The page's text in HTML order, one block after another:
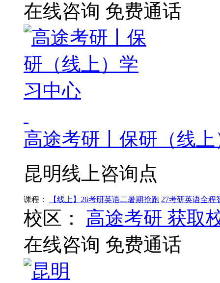
在线咨询 免费通话
高途考研丨保研（线
昆明线上咨询点
课程： 【线上】26考研英语二暑期抢跑 27考研英语全程
校区： 高途考研 获取
在线咨询 免费通话